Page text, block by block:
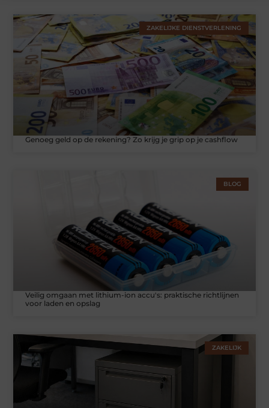
ZAKELIJKE DIENSTVERLENING
Genoeg geld op de rekening? Zo krijg je grip op je cashflow
BLOG
Veilig omgaan met lithium-ion accu's: praktische richtlijnen
voor laden en opslag
ZAKELIJK